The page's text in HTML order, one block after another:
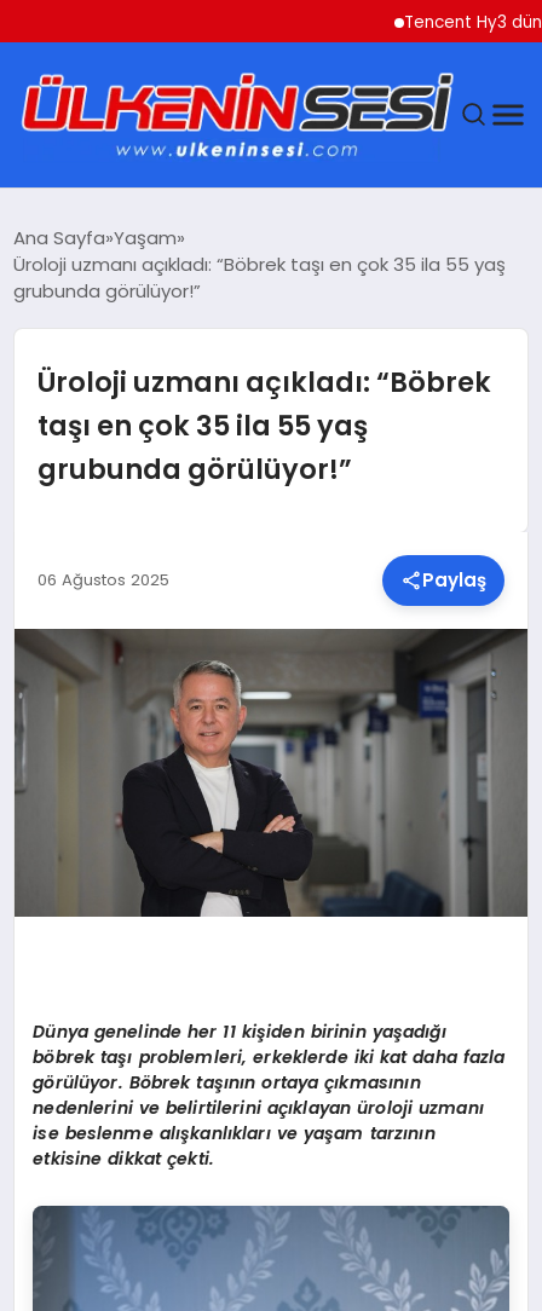
Tencent Hy3 dünya
EKONOMI
MAGAZIN
SAĞLIK
SPOR
TEKNOLOJI
MALATYA HABERLERI
Ana Sayfa Yaşam
Üroloji uzmanı açıkladı: “Böbrek taşı en çok 35 ila 55 yaş
grubunda görülüyor!”
Üroloji uzmanı açıkladı: “Böbrek
taşı en çok 35 ila 55 yaş
grubunda görülüyor!”
06 Ağustos 2025 Paylaş
Dünya genelinde her 11 kişiden birinin yaşadığı
böbrek taşı problemleri, erkeklerde iki kat daha fazla
görülüyor. Böbrek taşının ortaya çıkmasının
nedenlerini ve belirtilerini açıklayan üroloji uzmanı
ise beslenme alışkanlıkları ve yaşam tarzının
etkisine dikkat çekti.